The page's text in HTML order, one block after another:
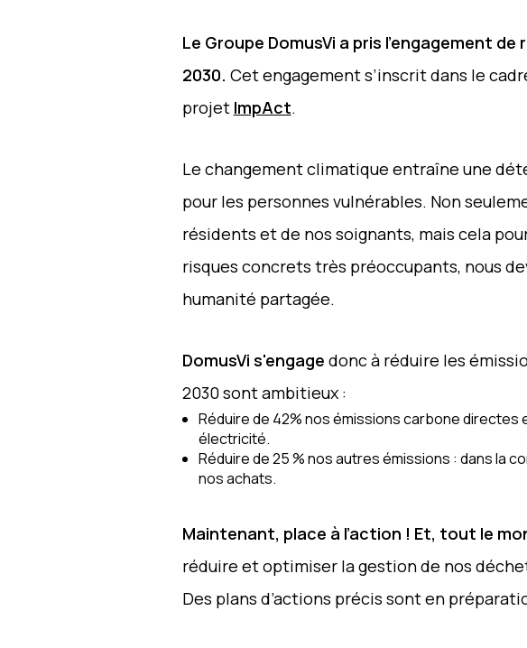
Le Groupe DomusVi a pris l’engagement
2030. Cet engagement s’inscrit dans le
projet ImpAct.
Le changement climatique entraîne une
pour les personnes vulnérables. Non
résidents et de nos soignants, mais cela
risques concrets très préoccupants, nous
humanité partagée.
DomusVi s'engage donc à réduire les
2030 sont ambitieux :
Réduire de 42% nos émissions carbone
électricité.
Réduire de 25 % nos autres émissions : dans la
nos achats.
Maintenant, place à l’action ! Et, tout le
réduire et optimiser la gestion de nos
Des plans d’actions précis sont en